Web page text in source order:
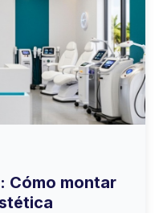
Cómo montar